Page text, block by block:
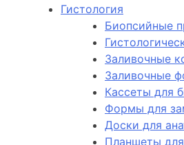
Гистология
Биопсийные
Заливочные
Заливочные
Кассеты для
Формы для
Доски для
Планшеты